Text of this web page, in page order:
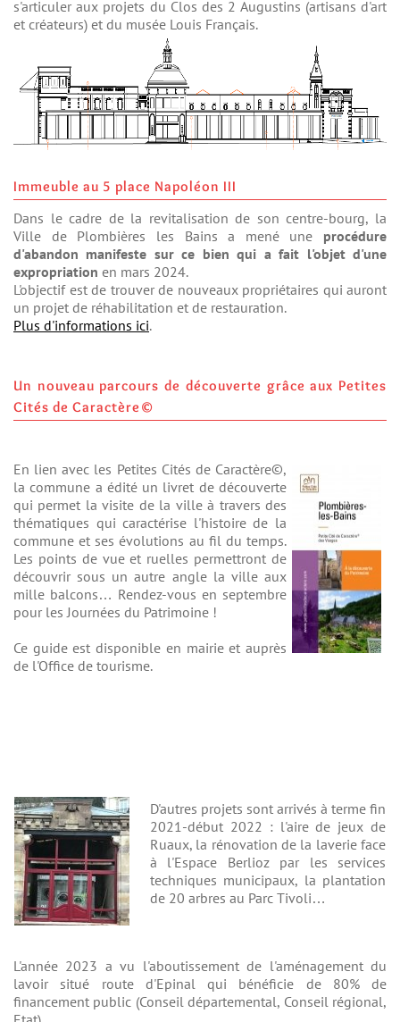
s'articuler aux projets du Clos des 2 Augustins (artisans d'art
et créateurs) et du musée Louis Français.
Immeuble au 5 place Napoléon III
Dans le cadre de la revitalisation de son centre-bourg, la
Ville de Plombières les Bains a mené une procédure
d'abandon manifeste sur ce bien qui a fait l'objet d'une
expropriation en mars 2024.
L'objectif est de trouver de nouveaux propriétaires qui auront
un projet de réhabilitation et de restauration.
Plus d'informations ici.
Un nouveau parcours de découverte grâce aux Petites
Cités de Caractère©
En lien avec les Petites Cités de Caractère©,
la commune a édité un livret de découverte
qui permet la visite de la ville à travers des
thématiques qui caractérise l'histoire de la
commune et ses évolutions au fil du temps.
Les points de vue et ruelles permettront de
découvrir sous un autre angle la ville aux
mille balcons… Rendez-vous en septembre
pour les Journées du Patrimoine !
Ce guide est disponible en mairie et auprès
de l'Office de tourisme.
D'autres projets sont arrivés à terme fin
2021-début 2022 : l'aire de jeux de
Ruaux, la rénovation de la laverie face
à l'Espace Berlioz par les services
techniques municipaux, la plantation
de 20 arbres au Parc Tivoli…
L'année 2023 a vu l'aboutissement de l'aménagement du
lavoir situé route d'Epinal qui bénéficie de 80% de
financement public (Conseil départemental, Conseil régional,